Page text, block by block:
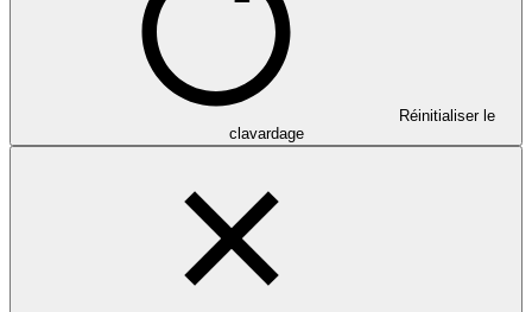
Réinitialiser le
clavardage